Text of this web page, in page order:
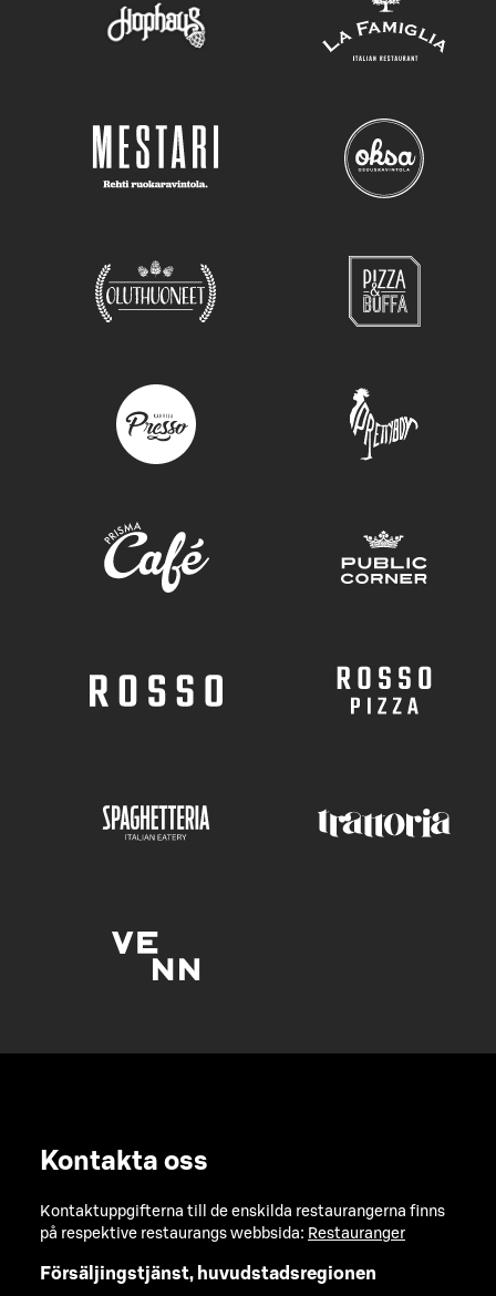
Kontakta oss
Kontaktuppgifterna till de enskilda restaurangerna finns
på respektive restaurangs webbsida: Restauranger
Försäljingstjänst, huvudstadsregionen